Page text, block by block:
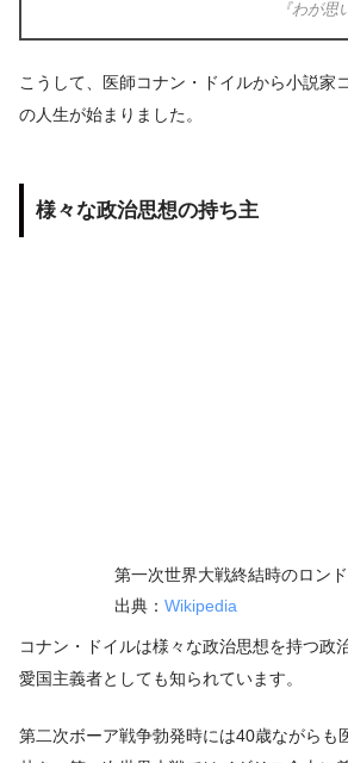
『わが
こうして、医師コナン・ドイルから小説家
の人生が始まりました。
様々な政治思想の持ち主
第一次世界大戦終結時のロン
出典： Wikipedia
コナン・ドイルは様々な政治思想を持つ政
愛国主義者としても知られています。
第二次ボーア戦争勃発時には40歳ながらも